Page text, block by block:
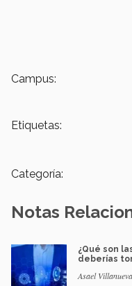
Campus:
Etiquetas:
Categoría:
Notas
¿Qué son
deberías
Asael